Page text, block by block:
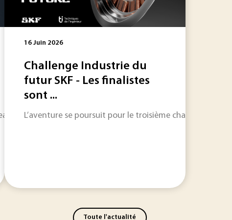
cap avec l’arrivée du modèle AgiBot G2, conçu pour
16 Juin 2026
Challenge Industrie du
futur SKF - Les finalistes
sont ...
L’aventure se poursuit pour le troisième challenge
Toute l'actualité